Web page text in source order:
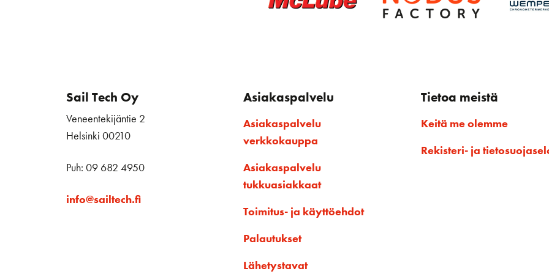
Sail Tech Oy
Veneentekijäntie 2
Helsinki 00210
Puh: 09 682 4950
info@sailtech.fi
Asiakaspalvelu
Asiakaspalvelu
verkkokauppa
Asiakaspalvelu
tukkuasiakkaat
Toimitus- ja käyttöehdot
Palautukset
Lähetystavat
Tietoa meistä
Keitä me olemme
Rekisteri- ja